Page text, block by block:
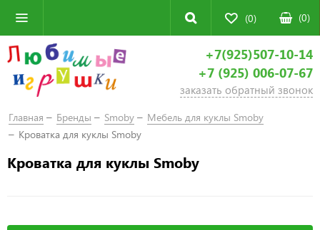
(0) (0)
+7(925)507-10-14
+7 (925) 006-07-67
заказать обратный звонок
Главная Бренды Smoby
Мебель для куклы Smoby
Кроватка для куклы Smoby
Кроватка для куклы Smoby